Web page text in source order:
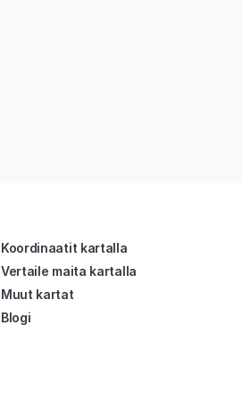
Koordinaatit kartalla
Vertaile maita kartalla
Muut kartat
Blogi